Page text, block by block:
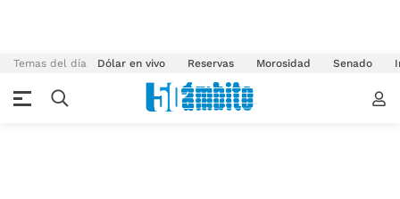
Temas del día Dólar en vivo Reservas Morosidad Senado